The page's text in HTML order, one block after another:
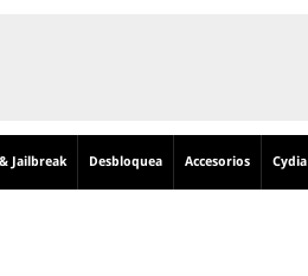
Jailbreak Desbloquea Accesorios Cydia